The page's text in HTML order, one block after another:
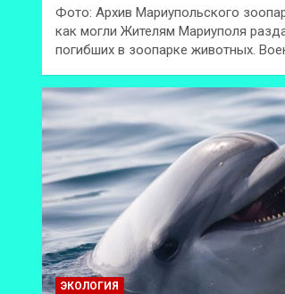
Фото: Архив Мариупольского
как могли Жителям Мариуполя
погибших в зоопарке животных.
ЭКОЛОГИЯ